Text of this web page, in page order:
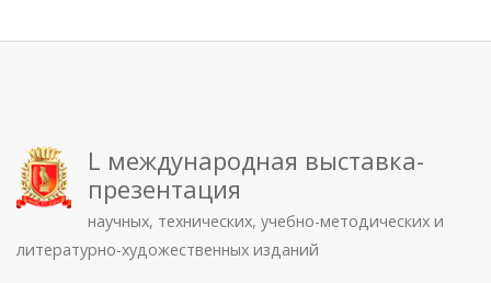
L международная выставка-
презентация
научных, технических, учебно-методических и
литературно-художественных изданий